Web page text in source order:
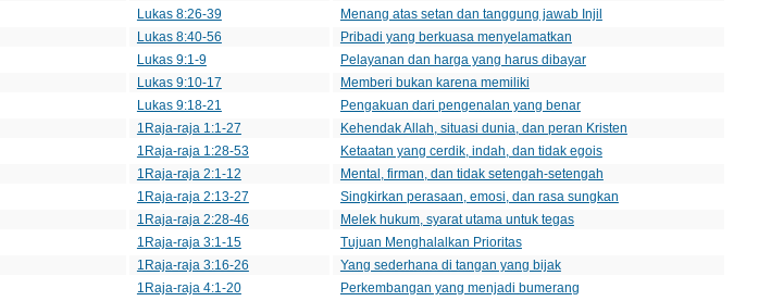
Lukas 8:26-39
Menang atas setan dan tanggung jawab Injil
Lukas 8:40-56
Pribadi yang berkuasa menyelamatkan
Lukas 9:1-9
Pelayanan dan harga yang harus dibayar
Lukas 9:10-17
Memberi bukan karena memiliki
Lukas 9:18-21
Pengakuan dari pengenalan yang benar
1Raja-raja 1:1-27
Kehendak Allah, situasi dunia, dan peran Kristen
1Raja-raja 1:28-53
Ketaatan yang cerdik, indah, dan tidak egois
1Raja-raja 2:1-12
Mental, firman, dan tidak setengah-setengah
1Raja-raja 2:13-27
Singkirkan perasaan, emosi, dan rasa sungkan
1Raja-raja 2:28-46
Melek hukum, syarat utama untuk tegas
1Raja-raja 3:1-15
Tujuan Menghalalkan Prioritas
1Raja-raja 3:16-26
Yang sederhana di tangan yang bijak
1Raja-raja 4:1-20
Perkembangan yang menjadi bumerang